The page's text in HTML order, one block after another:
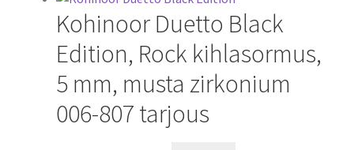
249,00 €.185,00 €.
Kohinoor Duetto Black
Edition, Rock kihlasormus,
5 mm, musta zirkonium
006-807 tarjous